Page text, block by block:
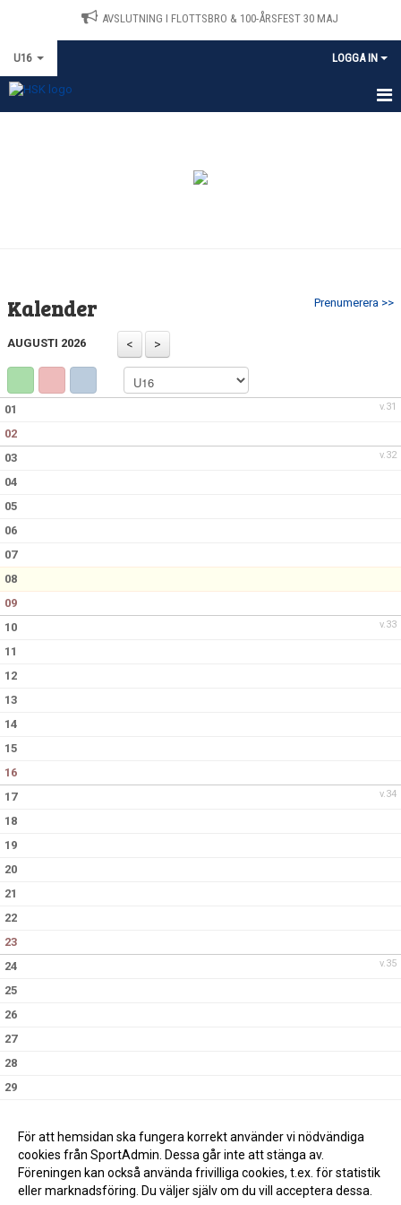
AVSLUTNING I FLOTTSBRO & 100-ÅRSFEST 30 MAJ
U16 LOGGA IN
Prenumerera >>
Kalender
AUGUSTI 2026
v.31
01
02
v.32
03
04
05
06
07
08
09
v.33
10
11
12
13
14
15
16
v.34
17
18
19
20
21
22
23
v.35
24
25
26
27
28
29
För att hemsidan ska fungera korrekt använder vi nödvändiga
cookies från SportAdmin. Dessa går inte att stänga av.
Föreningen kan också använda frivilliga cookies, t.ex. för statistik
eller marknadsföring. Du väljer själv om du vill acceptera dessa.